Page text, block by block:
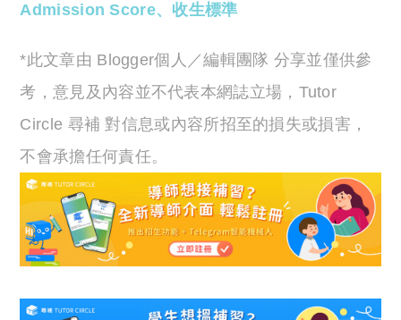
Admission Score、收生標準
*此文章由 Blogger個人／編輯團隊 分享並僅供參
考，意見及內容並不代表本網誌立場，Tutor
Circle 尋補 對信息或內容所招至的損失或損害，
不會承擔任何責任。